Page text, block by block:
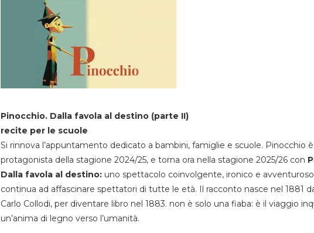
Pinocchio. Dalla favola al destino (parte II)
recite per le scuole
Si rinnova l’appuntamento dedicato a bambini, famiglie e scuole. Pinocchio
protagonista della stagione 2024/25, e torna ora nella stagione 2025/26 con
Dalla favola al destino:uno spettacolo coinvolgente, ironico e
continua ad affascinare spettatori di tutte le età. Il racconto nasce nel 1881
Carlo Collodi, per diventare libro nel 1883. non è solo una fiaba: è il viaggio
un’anima di legno verso l’umanità.